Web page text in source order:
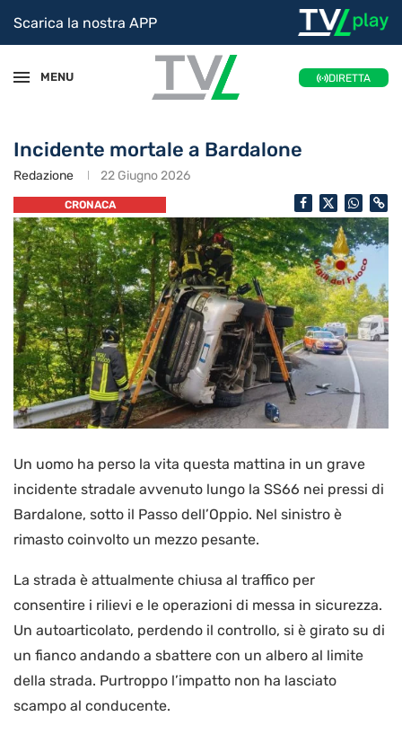
Scarica la nostra APP
MENU DIRETTA
Incidente mortale a Bardalone
Redazione 22 Giugno 2026
CRONACA
Un uomo ha perso la vita questa mattina in un grave
incidente stradale avvenuto lungo la SS66 nei pressi di
Bardalone, sotto il Passo dell’Oppio. Nel sinistro è
rimasto coinvolto un mezzo pesante.
La strada è attualmente chiusa al traffico per
consentire i rilievi e le operazioni di messa in sicurezza.
Un autoarticolato, perdendo il controllo, si è girato su di
un fianco andando a sbattere con un albero al limite
della strada. Purtroppo l’impatto non ha lasciato
scampo al conducente.